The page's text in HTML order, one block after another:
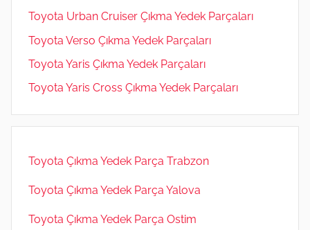
Toyota Urban Cruiser Çıkma Yedek Parçaları
Toyota Verso Çıkma Yedek Parçaları
Toyota Yaris Çıkma Yedek Parçaları
Toyota Yaris Cross Çıkma Yedek Parçaları
Toyota Çıkma Yedek Parça Trabzon
Toyota Çıkma Yedek Parça Yalova
Toyota Çıkma Yedek Parça Ostim